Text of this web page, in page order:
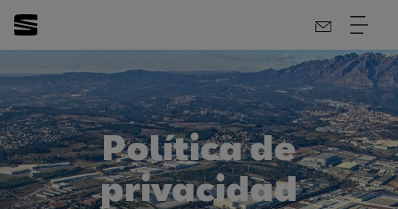
Política de
privacidad